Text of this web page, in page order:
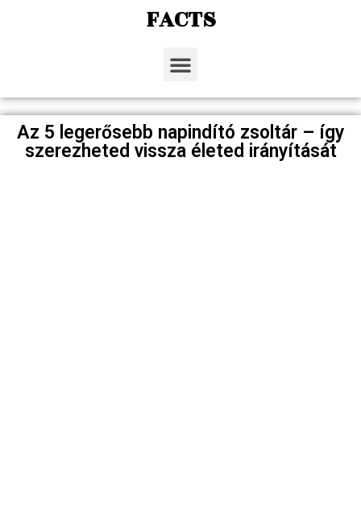
FACTS
Az 5 legerősebb napindító zsoltár – így
szerezheted vissza életed irányítását